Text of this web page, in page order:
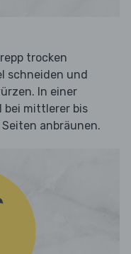
trocken
schneiden und
In einer
bei mittlerer bis
anbräunen.